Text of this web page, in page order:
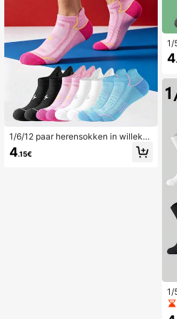
1/6/12 paar herensokken in willeke
urige korte maten, tab sokken met a
ntislip en schokabsorberende eigen
4.15€
1/
4
1/